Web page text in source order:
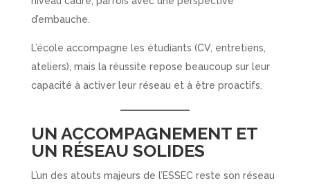
d’embauche.
L’école accompagne les étudiants (CV, entretiens,
ateliers), mais la réussite repose beaucoup sur leur
capacité à activer leur réseau et à être proactifs.
UN ACCOMPAGNEMENT ET
UN RÉSEAU SOLIDES
L’un des atouts majeurs de l’ESSEC reste son réseau